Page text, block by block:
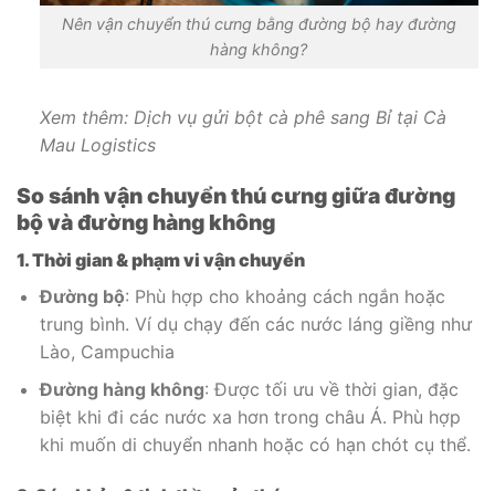
Nên vận chuyển thú cưng bằng đường bộ hay đường
hàng không?
Xem thêm: Dịch vụ gửi bột cà phê sang Bỉ tại Cà
Mau Logistics
So sánh vận chuyển thú cưng giữa đường
bộ và đường hàng không
1. Thời gian & phạm vi vận chuyển
Đường bộ: Phù hợp cho khoảng cách ngắn hoặc
trung bình. Ví dụ chạy đến các nước láng giềng như
Lào, Campuchia
Đường hàng không: Được tối ưu về thời gian, đặc
biệt khi đi các nước xa hơn trong châu Á. Phù hợp
khi muốn di chuyển nhanh hoặc có hạn chót cụ thể.